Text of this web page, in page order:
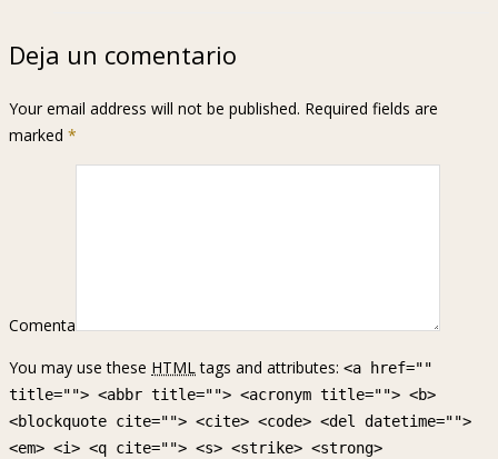
Deja un comentario
Your email address will not be published. Required fields are
marked *
Comenta
You may use these HTMLtags and attributes: <a href=""
title=""> <abbr title=""> <acronym title=""> <b>
<blockquote cite=""> <cite> <code> <del datetime="">
<em> <i> <q cite=""> <s> <strike> <strong>